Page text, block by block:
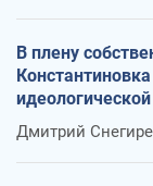
В плену
оккупантов
Дмитрий